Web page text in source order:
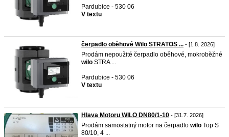
Pardubice - 530 06
V textu
čerpadlo oběhové Wilo STRATOS ... - [1.8. 2026]
Prodám nepoužité čerpadlo oběhové, mokroběžné
wilo STRA ...
Pardubice - 530 06
V textu
Hlava Motoru WILO DN80/1-10 - [31.7. 2026]
Prodám samostatný motor na čerpadlo wilo Top S
80/10, 4 ...